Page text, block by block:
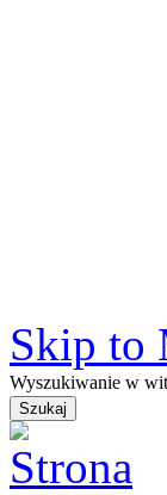
Skip to
Wyszukiwanie w